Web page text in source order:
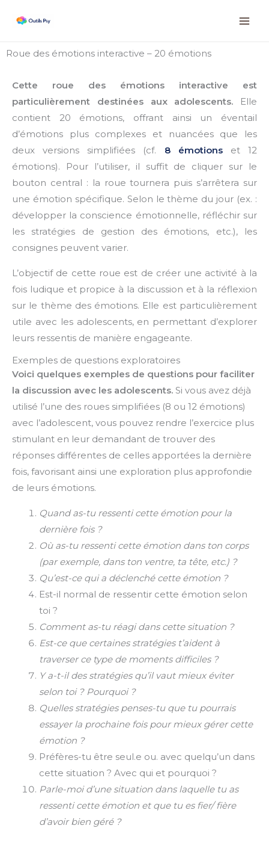
Roue des émotions interactive – 20 émotions
Cette roue des émotions interactive est
particulièrement destinées aux adolescents.
Elle
contient 20 émotions, offrant ainsi un éventail
d’émotions plus complexes et nuancées que les
deux versions simplifiées (cf. 8 émotionset 12
émotions). Pour l’utiliser, il suffit de cliquer sur le
bouton central : la roue tournera puis s’arrêtera sur
une émotion spécifique. Selon le thème du jour (ex. :
développer la conscience émotionnelle, réfléchir sur
les stratégies de gestion des émotions, etc.), les
consignes peuvent varier.
L’objectif de cette roue est de créer une activité à la
fois ludique et propice à la discussion et à la réflexion
sur le thème des émotions. Elle est particulièrement
utile avec les adolescents, en permettant d’explorer
leurs ressentis de manière engageante.
Exemples de questions exploratoires
Voici quelques exemples de questions pour faciliter
la discussion avec les adolescents. Si vous avez déjà
utilisé l’une des roues simplifiées (8 ou 12 émotions)
avec l’adolescent, vous pouvez rendre l’exercice plus
stimulant en leur demandant de trouver des
réponses différentes de celles apportées la dernière
fois, favorisant ainsi une exploration plus approfondie
de leurs émotions.
Quand as-tu ressenti cette émotion pour la
dernière fois ?
Où as-tu ressenti cette émotion dans ton corps
(par exemple, dans ton ventre, ta tête, etc.) ?
Qu’est-ce qui a déclenché cette émotion ?
Est-il normal de ressentir cette émotion selon
toi ?
Comment as-tu réagi dans cette situation ?
Est-ce que certaines stratégies t’aident à
traverser ce type de moments difficiles ?
Y a-t-il des stratégies qu’il vaut mieux éviter
selon toi ? Pourquoi ?
Quelles stratégies penses-tu que tu pourrais
essayer la prochaine fois pour mieux gérer cette
émotion ?
Préfères-tu être seul.e ou. avec quelqu’un dans
cette situation ? Avec qui et pourquoi ?
Parle-moi d’une situation dans laquelle tu as
ressenti cette émotion et que tu es fier/ fière
d’avoir bien géré ?